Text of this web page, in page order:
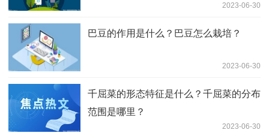
2023-06-30
巴豆的作用是什么？巴豆怎么栽培？
2023-06-30
千屈菜的形态特征是什么？千屈菜的分布
范围是哪里？
2023-06-30